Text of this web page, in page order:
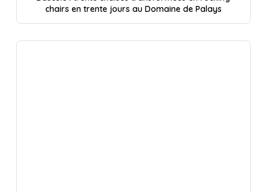
chairs en trente jours au Domaine de Palays